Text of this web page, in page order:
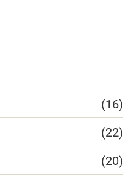
(16)
(22)
(20)